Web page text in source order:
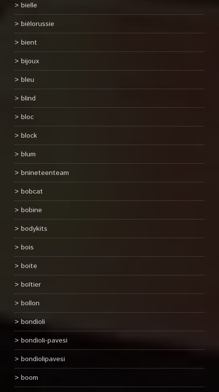
bielle
biélorussie
bient
bijoux
bleu
blind
bloc
block
blum
bnineteenteam
bobcat
bobine
bodykits
bois
boite
boîtier
bollon
bondioli
bondioli-pavesi
bondiolipavesi
boom